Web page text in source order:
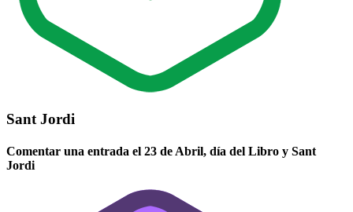
Sant Jordi
Comentar una entrada el 23 de Abril, día del Libro y Sant
Jordi